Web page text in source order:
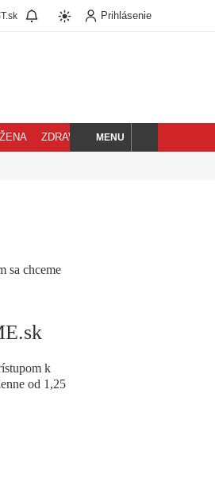
Prihlásenie
ŽENA ZDRAVIE BLOG
HĽADAJMENU
sa chceme
k
od 1,25